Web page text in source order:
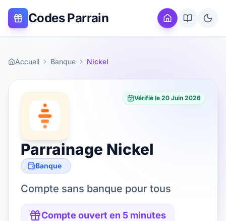
Codes Parrain
Accueil Banque Nickel
Vérifié le 20 Juin 2026
Parrainage Nickel
Banque
Compte sans banque pour tous
Compte ouvert en 5 minutes